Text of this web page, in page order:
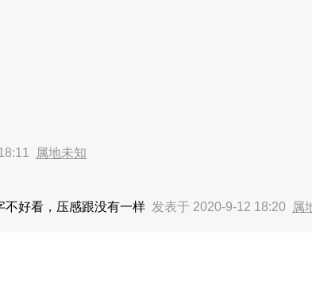
属地未知
不好看，压感跟没有一样 发表于 2020-9-12 18:20 属